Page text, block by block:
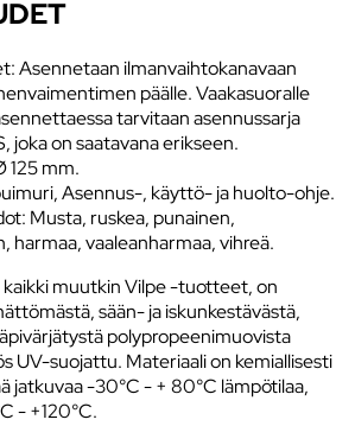
Asennetaan ilmanvaihtokanavaan
päälle. Vaakasuoralle
tarvitaan asennussarja
joka on saatavana erikseen.
125 mm.
Asennus-, käyttö- ja huolto-ohje.
Musta, ruskea, punainen,
harmaa, vaaleanharmaa, vihreä.
muutkin Vilpe -tuotteet, on
sään- ja iskunkestävästä,
polypropeenimuovista
UV-suojattu. Materiaali on kemiallisesti
jatkuvaa -30°C - + 80°C lämpötilaa,
- +120°C.